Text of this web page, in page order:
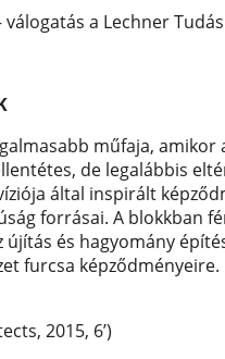
a Lechner
műfaja,
de legalábbis
által inspirált
forrásai. A blokkban
és hagyomány
furcsa
2015, 6’)